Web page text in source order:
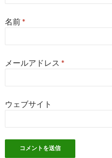
名前*
メールアドレス *
ウェブサイト